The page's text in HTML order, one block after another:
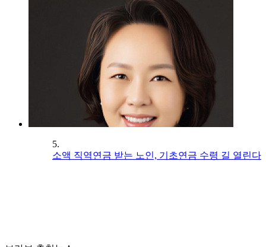
5.
소액 직역연금 받는 노인, 기초연금 수령 길 열린다